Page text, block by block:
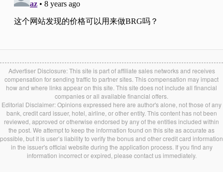
Advertiser Disclosure: This site is part of affiliate sales networks and receives
compensation for sending traffic to partner sites. This compensation may impact
how and where links appear on this site. This site does not include all financial
companies or all available financial offers.
Editorial Disclaimer: Opinions expressed here are author's alone, not those of any
bank, credit card issuer, hotel, airline, or other entity. This content has not been
reviewed, approved or otherwise endorsed by any of the entities included within
the post. We attempt to keep the information found on this site as accurate as
possible, but it is user’s liability to verify the bonus and other credit card information
in the issuer's official website during the application process. If you find any
information incorrect or expired, please contact us immediately.